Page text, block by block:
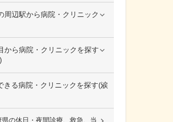
周辺駅から病院・クリニック
から病院・クリニックを探す
きる病院・クリニックを探す(涙
の休日・夜間診療、救急、当